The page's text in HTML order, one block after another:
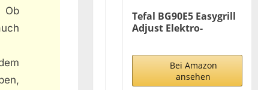
Ob
Tefal BG90E5 Easygrill
Adjust Elektro-
720 cm² Grillfläche |
Einfache Reinigung |
Schwarz/Burgunderrot
Bei Amazon
ansehen